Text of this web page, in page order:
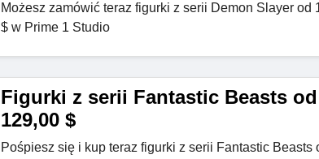
Możesz zamówić teraz figurki z serii Demon Slayer od
$ w Prime 1 Studio
Figurki z serii Fantastic Beasts od
129,00 $
Pośpiesz się i kup teraz figurki z serii Fantastic Beasts